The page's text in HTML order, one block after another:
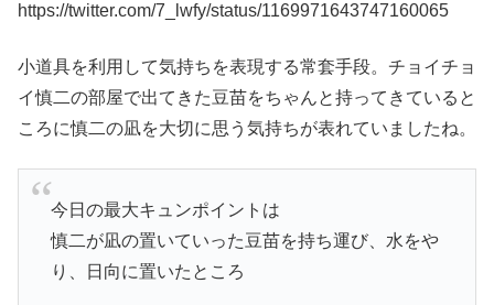
https://twitter.com/7_lwfy/status/1169971643747160065
小道具を利用して気持ちを表現する常套手段。チョイチョ
イ慎二の部屋で出てきた豆苗をちゃんと持ってきていると
ころに慎二の凪を大切に思う気持ちが表れていましたね。
今日の最大キュンポイントは
慎二が凪の置いていった豆苗を持ち運び、水をや
り、日向に置いたところ